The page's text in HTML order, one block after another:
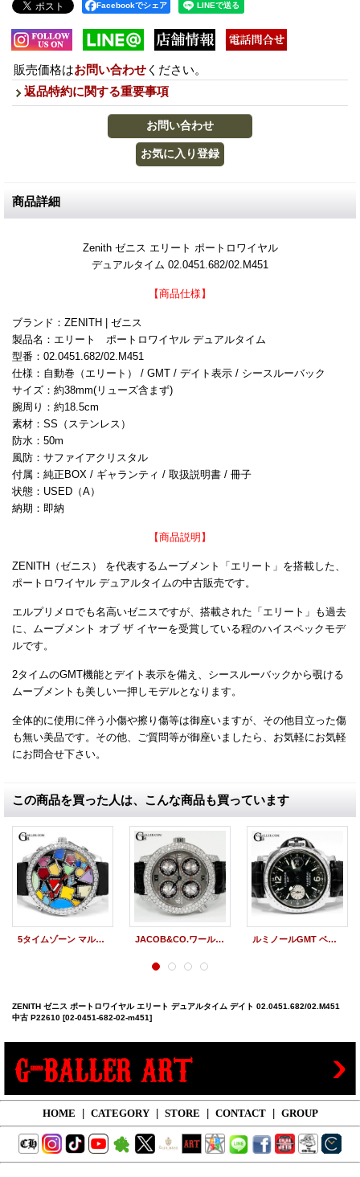
Facebookでシェア
販売価格はお問い合わせ ください。
返品特約に関する重要事項
商品詳細
Zenith ゼニス エリート ポートロワイヤル
デュアルタイム 02.0451.682/02.M451
【商品仕様】
ブランド：ZENITH | ゼニス
製品名：エリート ポートロワイヤル デュアルタイム
型番：02.0451.682/02.M451
仕様：自動巻（エリート） / GMT / デイト表示 / シースルーバック
サイズ：約38mm(リューズ含まず)
腕周り：約18.5cm
素材：SS（ステンレス）
防水：50m
風防：サファイアクリスタル
付属：純正BOX / ギャランティ / 取扱説明書 / 冊子
状態：USED（A）
納期：即納
【商品説明】
ZENITH（ゼニス） を代表するムーブメント「エリート」を搭載した、
ポートロワイヤル デュアルタイムの中古販売です。
エルプリメロでも名高いゼニスですが、搭載された「エリート」も過去
に、ムーブメント オブ ザ イヤーを受賞している程のハイスペックモデ
ルです。
2タイムのGMT機能とデイト表示を備え、シースルーバックから覗ける
ムーブメントも美しい一押しモデルとなります。
全体的に使用に伴う小傷や擦り傷等は御座いますが、その他目立った傷
も無い美品です。その他、ご質問等が御座いましたら、お気軽にお気軽
にお問合せ下さい。
この商品を買った人は、こんな商品も買っています
5タイムゾーン マルチカラー Dサークル 純正ダイヤ JC-113DA JACOB&CO JACOB&CO.ワールドGMT パヴェダイヤ グレーギョーシェ GMT-3SS 世界限定1800本 ジェイコブ ルミノールGMT ベゼルダイヤ PAM00088 純正 レザーベルト
ZENITH ゼニス ポートロワイヤル エリート デュアルタイム デイト 02.0451.682/02.M451
中古 P22610 [02-0451-682-02-m451]
HOME | CATEGORY | STORE | CONTACT | GROUP